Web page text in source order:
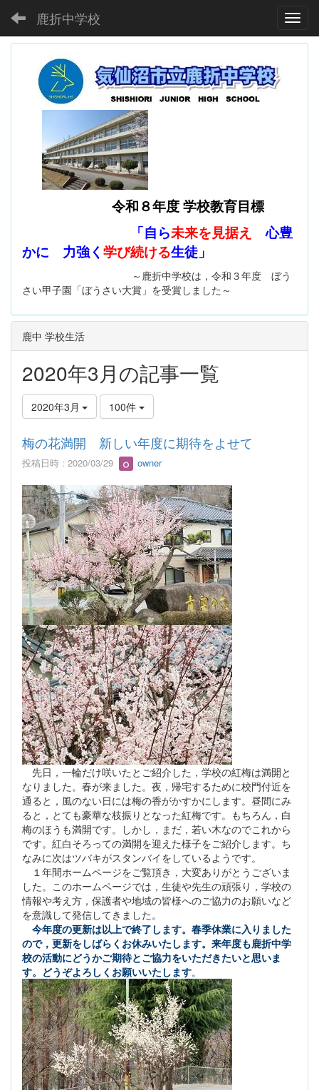
鹿折中学校
令和８年度 学校教育目標
「自ら未来を見据え
心豊
かに 力強く 学び続ける生徒」
～鹿折中学校は，令和３年度 ぼう
さい甲子園「ぼうさい大賞」を受賞しました～
鹿中 学校生活
2020年3月の記事一覧
2020年3月 100件
梅の花満開 新しい年度に期待をよせて
投稿日時 : 2020/03/29 owner
先日，一輪だけ咲いたとご紹介した，学校の紅梅は満開と
なりました。春が来ました。夜，帰宅するために校門付近を
通ると，風のない日には梅の香がかすかにします。昼間にみ
ると，とても豪華な枝振りとなった紅梅です。もちろん，白
梅のほうも満開です。しかし，まだ，若い木なのでこれから
です。紅白そろっての満開を迎えた様子をご紹介します。ち
なみに次はツバキがスタンバイをしているようです。
１年間ホームページをご覧頂き，大変ありがとうございま
した。このホームページでは，生徒や先生の頑張り，学校の
情報や考え方，保護者や地域の皆様へのご協力のお願いなど
を意識して発信してきました。
今年度の更新は以上で終了します。春季休業に入りました
ので，更新をしばらくお休みいたします。来年度も鹿折中学
校の活動にどうかご期待とご協力をいただきたいと思いま
す。どうぞよろしくお願いいたします。